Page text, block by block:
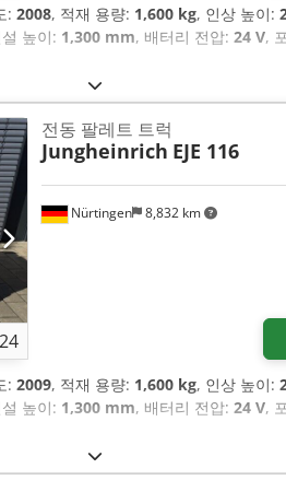
: 2008, 적재 용량: 1,600 kg, 인상 높이:
높이: 1,300 mm, 배터리 전압: 24 V,
24
Nürtingen 8,832 km
전동 팔레트 트럭
Jungheinrich EJE 116
: 2009, 적재 용량: 1,600 kg, 인상 높이:
높이: 1,300 mm, 배터리 전압: 24 V,